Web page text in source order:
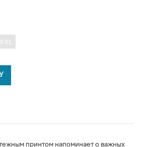
XXL
принтом напоминает о важных